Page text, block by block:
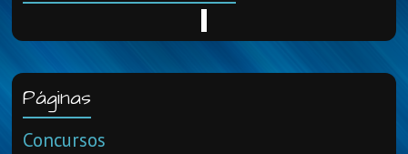
Páginas
Concursos